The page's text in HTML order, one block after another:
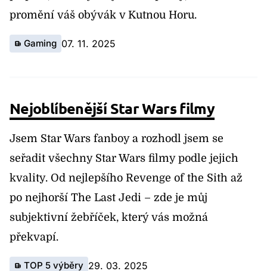
promění váš obývák v Kutnou Horu.
Gaming 07. 11. 2025
Nejoblíbenější Star Wars filmy
Jsem Star Wars fanboy a rozhodl jsem se
seřadit všechny Star Wars filmy podle jejich
kvality. Od nejlepšího Revenge of the Sith až
po nejhorší The Last Jedi – zde je můj
subjektivní žebříček, který vás možná
překvapí.
TOP 5 výběry 29. 03. 2025